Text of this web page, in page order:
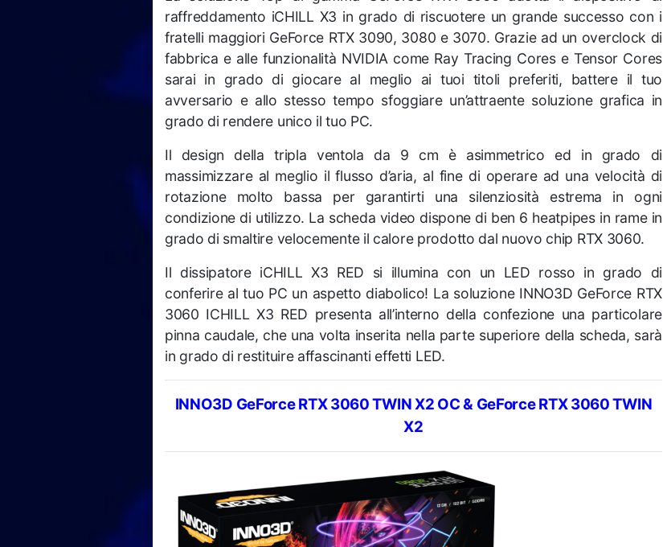
raffreddamento iCHILL X3 in grado di riscuotere un grande successo con i
fratelli maggiori GeForce RTX 3090, 3080 e 3070. Grazie ad un overclock di
fabbrica e alle funzionalità NVIDIA come Ray Tracing Cores e Tensor Cores
sarai in grado di giocare al meglio ai tuoi titoli preferiti, battere il tuo
avversario e allo stesso tempo sfoggiare un’attraente soluzione grafica in
grado di rendere unico il tuo PC.
Il design della tripla ventola da 9 cm è asimmetrico ed in grado di
massimizzare al meglio il flusso d’aria, al fine di operare ad una velocità di
rotazione molto bassa per garantirti una silenziosità estrema in ogni
condizione di utilizzo. La scheda video dispone di ben 6 heatpipes in rame in
grado di smaltire velocemente il calore prodotto dal nuovo chip RTX 3060.
Il dissipatore iCHILL X3 RED si illumina con un LED rosso in grado di
conferire al tuo PC un aspetto diabolico! La soluzione INNO3D GeForce RTX
3060 ICHILL X3 RED presenta all’interno della confezione una particolare
pinna caudale, che una volta inserita nella parte superiore della scheda, sarà
in grado di restituire affascinanti effetti LED.
INNO3D GeForce RTX 3060 TWIN X2 OC & GeForce RTX 3060 TWIN
X2